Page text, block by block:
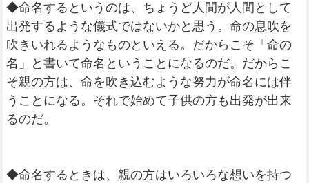
◆命名するというのは、ちょうど人間が人間として
出発するような儀式ではないかと思う。命の息吹を
吹きいれるようなものといえる。だからこそ「命の
名」と書いて命名ということになるのだ。だからこ
そ親の方は、命を吹き込むような努力が命名には伴
うことになる。それで始めて子供の方も出発が出来
るのだ。
◆命名するときは、親の方はいろいろな想いを持つ